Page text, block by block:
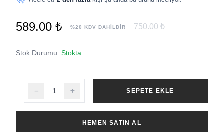
589.00 ₺ %20 KDV DAHİLDİR 750.00 ₺
Stok Durumu: Stokta
SEPETE EKLE
HEMEN SATIN AL